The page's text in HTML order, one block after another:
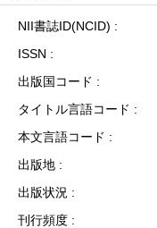
NII書誌ID(NCID)
ISSN
出版国コード
タイトル言語コード
本文言語コード
出版地
出版状況
刊行頻度